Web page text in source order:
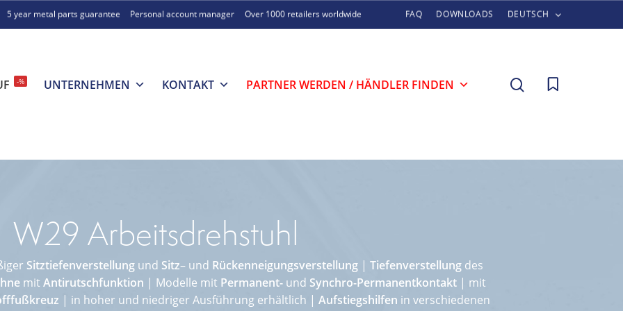
5 year metal parts guarantee Personal account manager Over 1000 retailers worldwide FAQ DOWNLOADS DEUTSCH
-% UNTERNEHMEN KONTAKT PARTNER WERDEN / HÄNDLER FINDEN search
W29 Arbeitsdrehstuhl
Sitztiefenverstellungund Sitz– und Rückenneigungsverstellung | Tiefenverstellung des
mit Antirutschfunktion | Modelle mit Permanent- und Synchro-Permanentkontakt| mit
| in hoher und niedriger Ausführung erhältlich | Aufstiegshilfen in verschiedenen